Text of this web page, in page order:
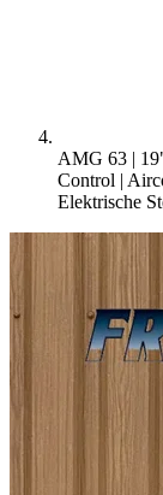
AMG 63 |
Control |
Elektrische